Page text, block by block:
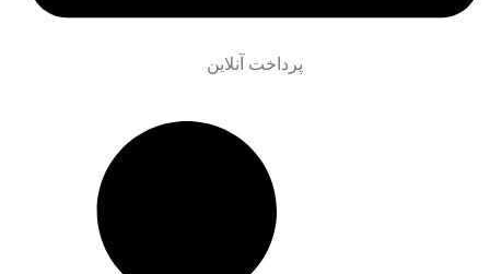
پرداخت آنلاین